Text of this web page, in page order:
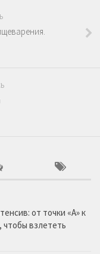
от точки «А» к
взлететь